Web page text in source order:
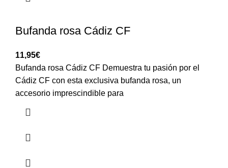
Bufanda rosa Cádiz CF
11,95€
Bufanda rosa Cádiz CF Demuestra tu pasión por el
Cádiz CF con esta exclusiva bufanda rosa, un
accesorio imprescindible para